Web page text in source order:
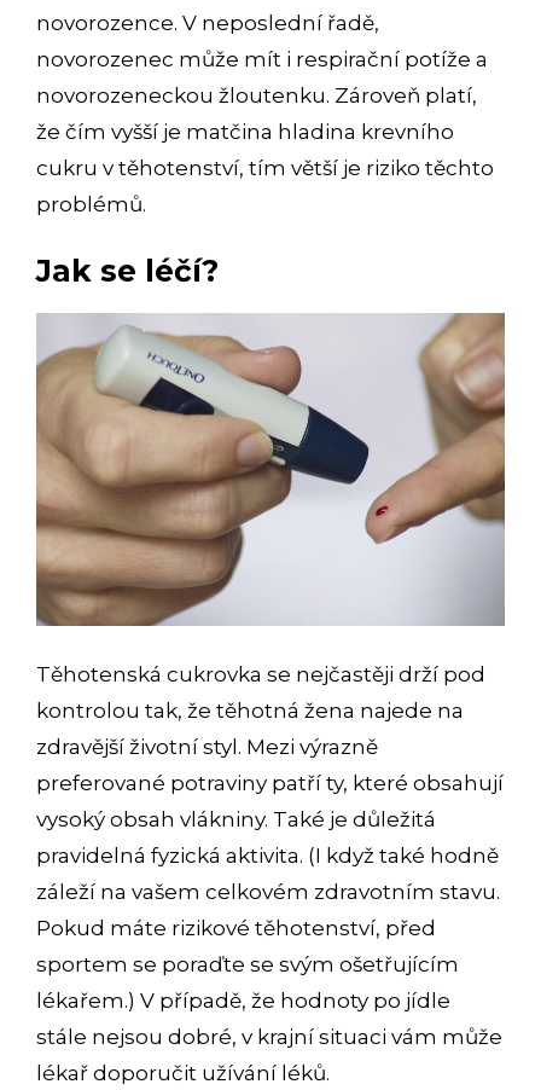
novorozence. V neposlední řadě,
novorozenec může mít i respirační potíže a
novorozeneckou žloutenku. Zároveň platí,
že čím vyšší je matčina hladina krevního
cukru v těhotenství, tím větší je riziko těchto
problémů.
Jak se léčí?
Těhotenská cukrovka se nejčastěji drží pod
kontrolou tak, že těhotná žena najede na
zdravější životní styl. Mezi výrazně
preferované potraviny patří ty, které obsahují
vysoký obsah vlákniny. Také je důležitá
pravidelná fyzická aktivita. (I když také hodně
záleží na vašem celkovém zdravotním stavu.
Pokud máte rizikové těhotenství, před
sportem se poraďte se svým ošetřujícím
lékařem.) V případě, že hodnoty po jídle
stále nejsou dobré, v krajní situaci vám může
lékař doporučit užívání léků.